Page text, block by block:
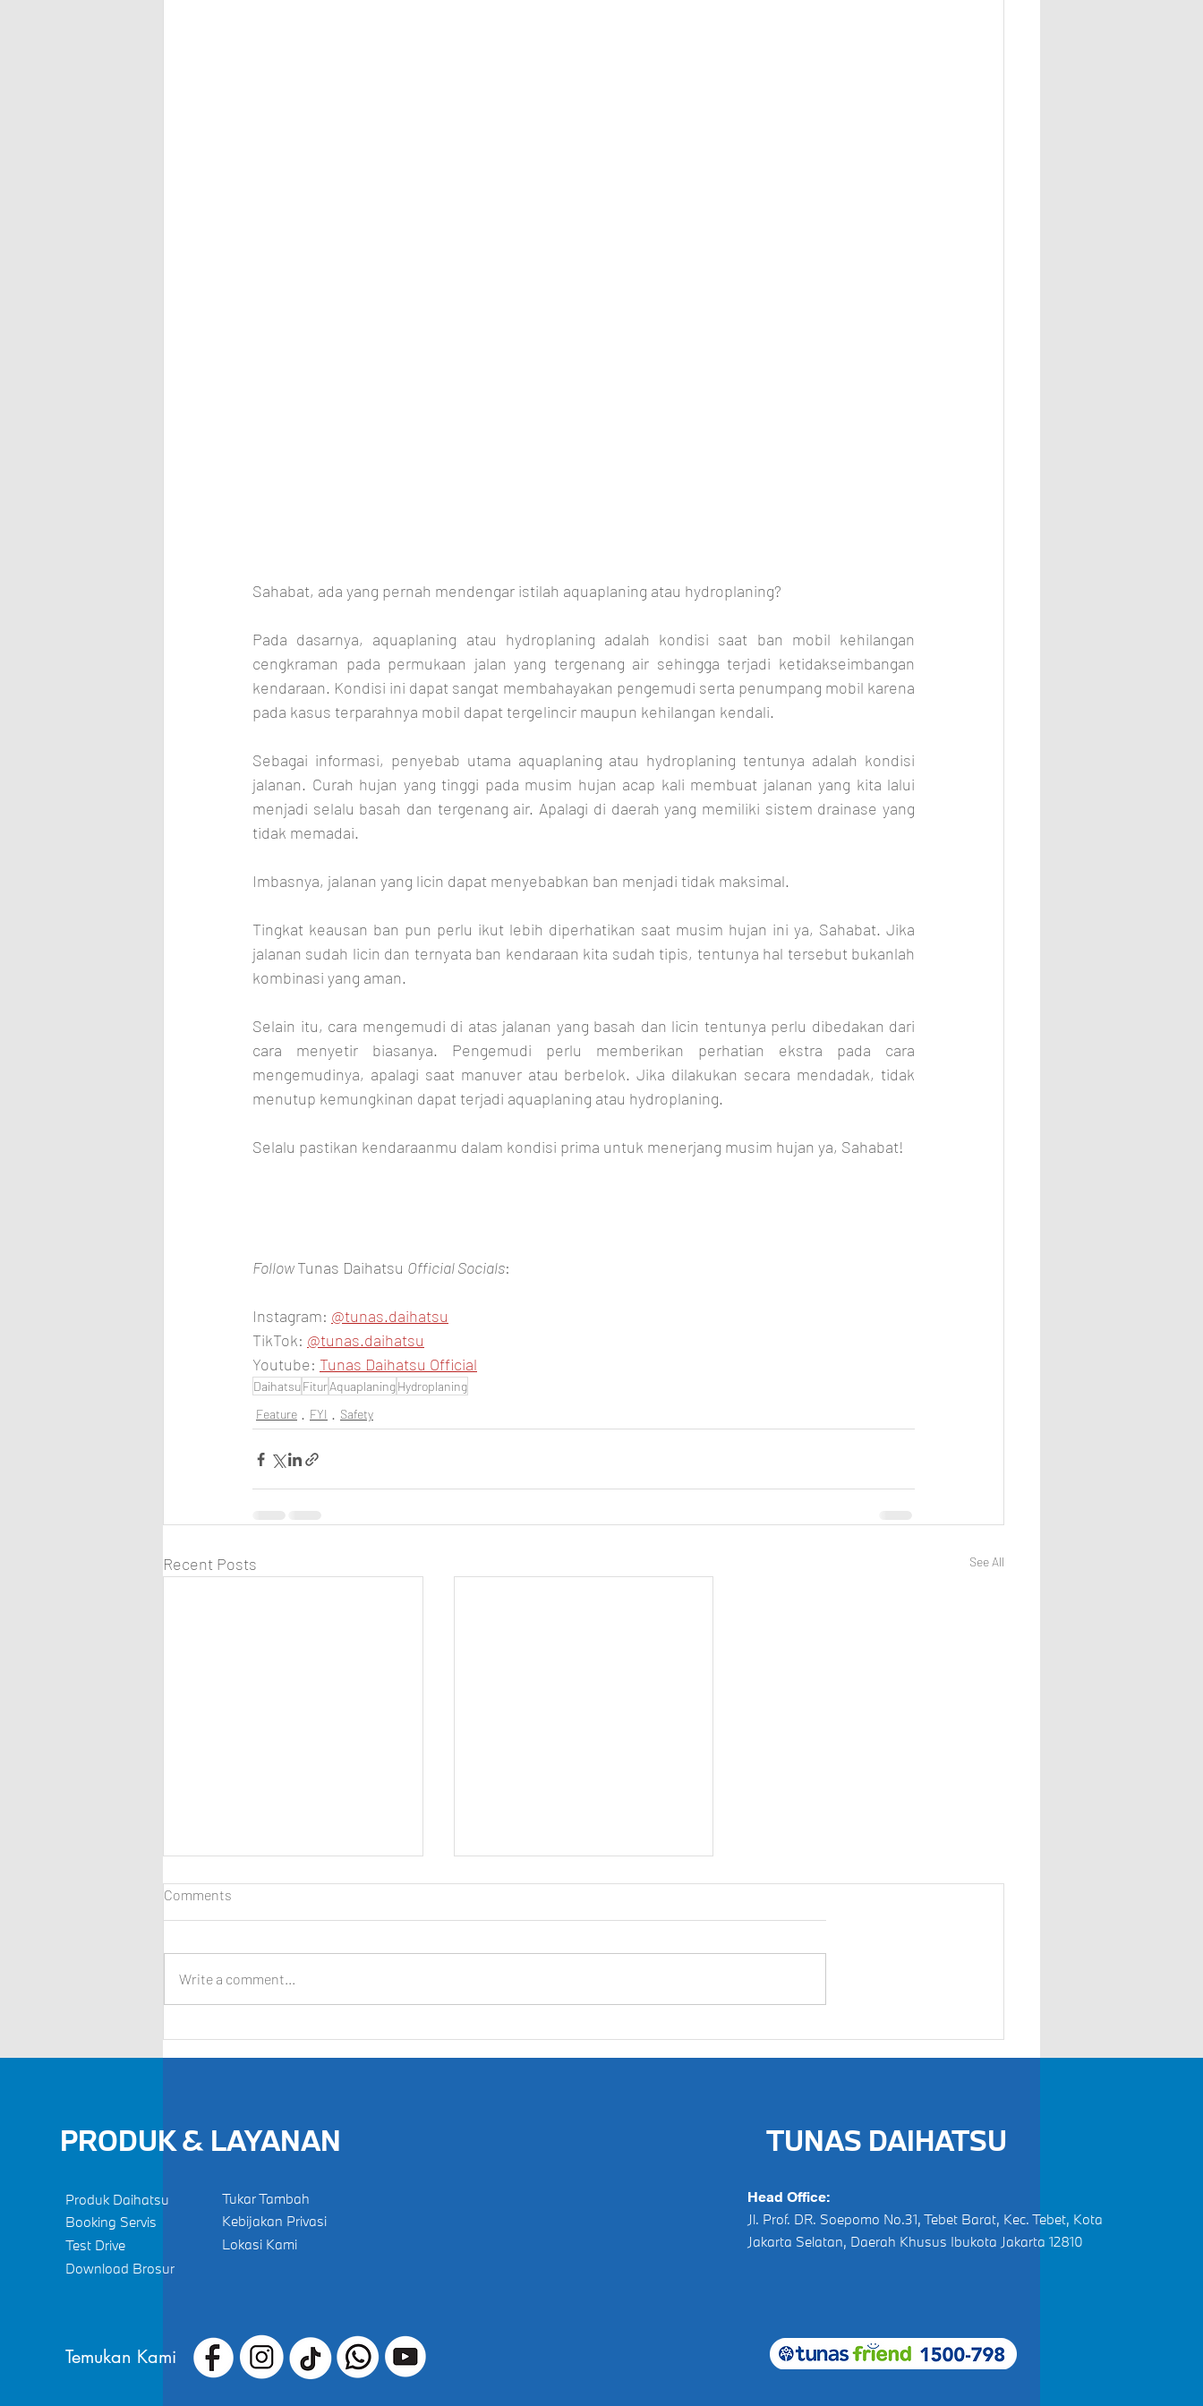
Sahabat, ada yang pernah mendengar istilah aquaplaning atau hydroplaning?
Pada dasarnya, aquaplaning atau hydroplaning adalah kondisi saat ban mobil kehilangan
cengkraman pada permukaan jalan yang tergenang air sehingga terjadi ketidakseimbangan
kendaraan. Kondisi ini dapat sangat membahayakan pengemudi serta penumpang mobil karena
pada kasus terparahnya mobil dapat tergelincir maupun kehilangan kendali.
Sebagai informasi, penyebab utama aquaplaning atau hydroplaning tentunya adalah kondisi
jalanan. Curah hujan yang tinggi pada musim hujan acap kali membuat jalanan yang kita lalui
menjadi selalu basah dan tergenang air. Apalagi di daerah yang memiliki sistem drainase yang
tidak memadai.
Imbasnya, jalanan yang licin dapat menyebabkan ban menjadi tidak maksimal.
Tingkat keausan ban pun perlu ikut lebih diperhatikan saat musim hujan ini ya, Sahabat. Jika
jalanan sudah licin dan ternyata ban kendaraan kita sudah tipis, tentunya hal tersebut bukanlah
kombinasi yang aman.
Selain itu, cara mengemudi di atas jalanan yang basah dan licin tentunya perlu dibedakan dari
cara menyetir biasanya. Pengemudi perlu memberikan perhatian ekstra pada cara
mengemudinya, apalagi saat manuver atau berbelok. Jika dilakukan secara mendadak, tidak
menutup kemungkinan dapat terjadi aquaplaning atau hydroplaning.
Selalu pastikan kendaraanmu dalam kondisi prima untuk menerjang musim hujan ya, Sahabat!
Follow Tunas Daihatsu Official Socials:
Instagram: @tunas.daihatsu
TikTok: @tunas.daihatsu
Youtube: Tunas Daihatsu Official
DaihatsuFiturAquaplaningHydroplaning
Feature
FYI Safety
Recent Posts See All
Comments
Write a comment...
PRODUK & LAYANAN
Tukar Tambah
Kebijakan Privasi
Lokasi Kami
TUNAS DAIHATSU
Head Office:
Jl. Prof. DR. Soepomo No.31, Tebet Barat, Kec. Tebet, Kota
Jakarta Selatan, Daerah Khusus Ibukota Jakarta 12810
Produk Daihatsu
Booking Servis
Test Drive
Download Brosur
Temukan Kami